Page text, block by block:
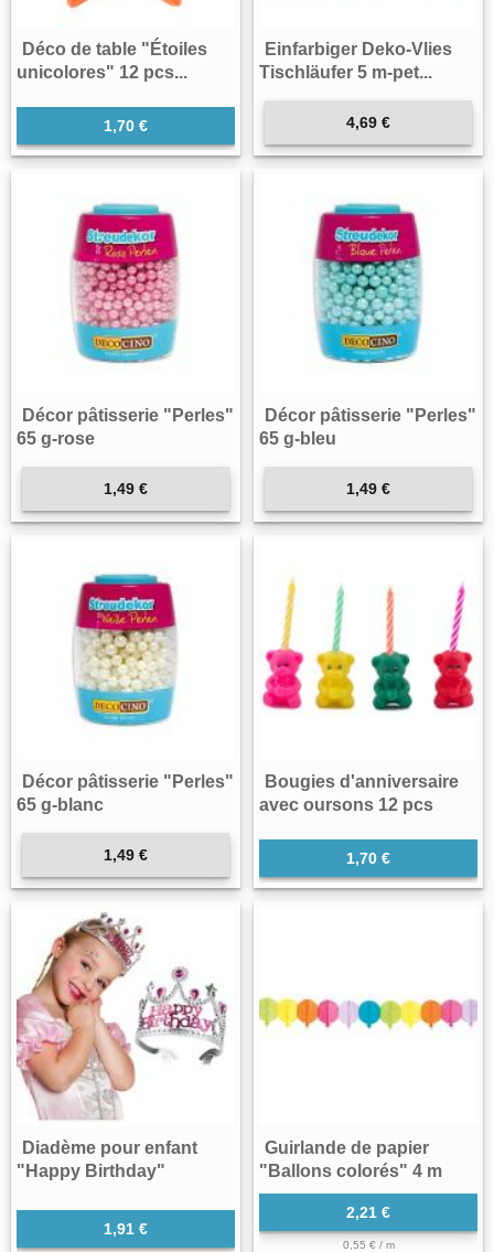
Déco de table "Étoiles
unicolores" 12 pcs...
1,70 €
Einfarbiger Deko-Vlies
Tischläufer 5 m-pet...
4,69 €
Décor pâtisserie "Perles"
65 g-rose
1,49 €
Décor pâtisserie "Perles"
65 g-bleu
1,49 €
Décor pâtisserie "Perles"
65 g-blanc
1,49 €
Bougies d'anniversaire
avec oursons 12 pcs
1,70 €
Diadème pour enfant
"Happy Birthday"
1,91 €
Guirlande de papier
"Ballons colorés" 4 m
2,21 €
0,55 € / m